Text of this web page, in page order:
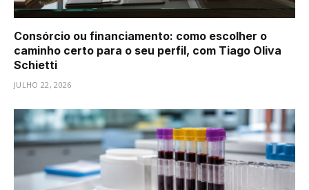
Consórcio ou financiamento: como escolher o
caminho certo para o seu perfil, com Tiago Oliva
Schietti
JULHO 22, 2026